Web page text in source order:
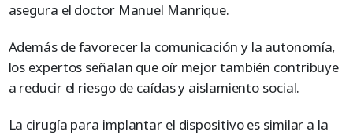
asegura el doctor Manuel Manrique.
Además de favorecer la comunicación y la autonomía,
los expertos señalan que oír mejor también contribuye
a reducir el riesgo de caídas y aislamiento social.
La cirugía para implantar el dispositivo es similar a la